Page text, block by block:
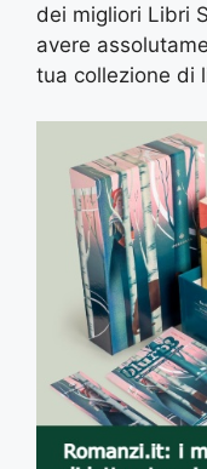
dei migliori Libri
avere
tua collezione di